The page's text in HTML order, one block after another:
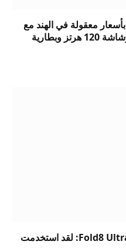
تم إطلاق هاتف IQOO Z11 Lite بأسعار معقولة في الهند مع
MediaTek Dimensity 6300 وشاشة 120 هرتز وبطارية
Samsung Galaxy Z Fold8 وFold8 Ultra: لقد استخدمت